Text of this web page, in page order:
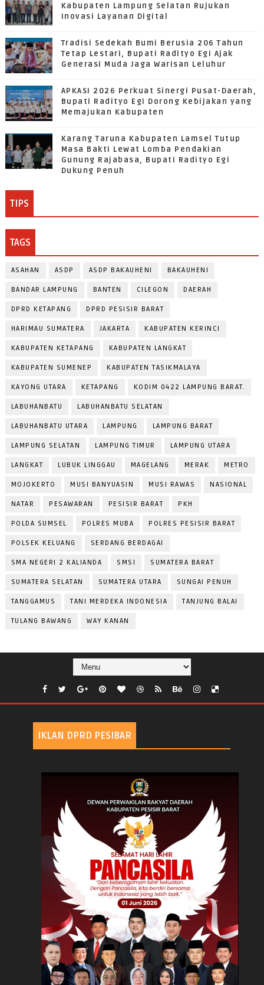
Kabupaten Lampung Selatan Rujukan
Inovasi Layanan Digital
Tradisi Sedekah Bumi Berusia 206 Tahun
Tetap Lestari, Bupati Radityo Egi Ajak
Generasi Muda Jaga Warisan Leluhur
APKASI 2026 Perkuat Sinergi Pusat-Daerah,
Bupati Radityo Egi Dorong Kebijakan yang
Memajukan Kabupaten
Karang Taruna Kabupaten Lamsel Tutup
Masa Bakti Lewat Lomba Pendakian
Gunung Rajabasa, Bupati Radityo Egi
Dukung Penuh
TIPS
TAGS
ASAHAN ASDP ASDP BAKAUHENI BAKAUHENI
BANDAR LAMPUNG BANTEN CILEGON DAERAH
DPRD KETAPANG DPRD PESISIR BARAT
HARIMAU SUMATERA JAKARTA KABUPATEN KERINCI
KABUPATEN KETAPANG KABUPATEN LANGKAT
KABUPATEN SUMENEP KABUPATEN TASIKMALAYA
KAYONG UTARA KETAPANG KODIM 0422 LAMPUNG BARAT.
LABUHANBATU LABUHANBATU SELATAN
LABUHANBATU UTARA LAMPUNG LAMPUNG BARAT
LAMPUNG SELATAN LAMPUNG TIMUR LAMPUNG UTARA
LANGKAT LUBUK LINGGAU MAGELANG MERAK METRO
MOJOKERTO MUSI BANYUASIN MUSI RAWAS NASIONAL
NATAR PESAWARAN PESISIR BARAT PKH
POLDA SUMSEL POLRES MUBA POLRES PESISIR BARAT
POLSEK KELUANG SERDANG BERDAGAI
SMA NEGERI 2 KALIANDA SMSI SUMATERA BARAT
SUMATERA SELATAN SUMATERA UTARA SUNGAI PENUH
TANGGAMUS TANI MERDEKA INDONESIA TANJUNG BALAI
TULANG BAWANG WAY KANAN
IKLAN DPRD PESIBAR